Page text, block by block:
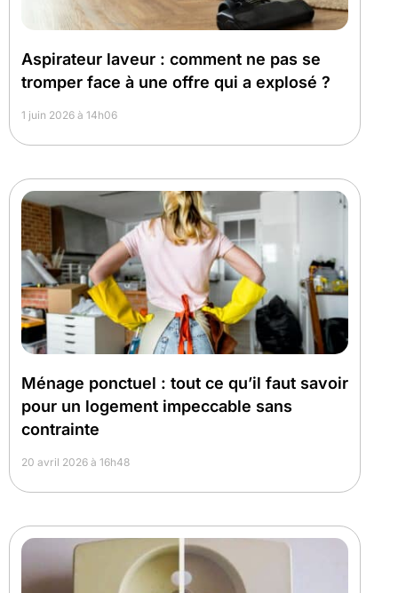
Aspirateur laveur : comment ne pas se
tromper face à une offre qui a explosé ?
1 juin 2026 à 14h06
Ménage ponctuel : tout ce qu’il faut savoir
pour un logement impeccable sans
contrainte
20 avril 2026 à 16h48